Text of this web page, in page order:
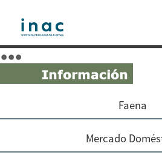
Faena
Mercado